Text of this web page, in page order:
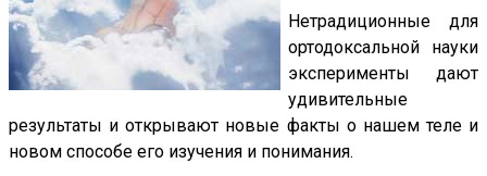
Нетрадиционные для
ортодоксальной науки
эксперименты дают
удивительные
результаты и открывают новые факты о нашем теле и
новом способе его изучения и понимания.